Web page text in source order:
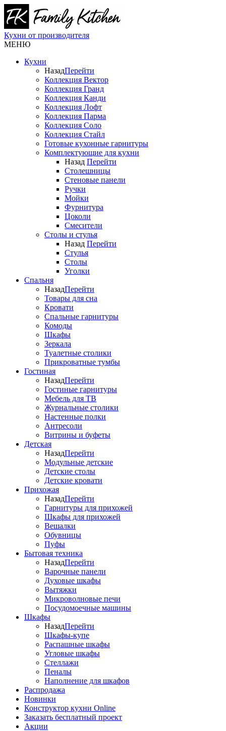
Кухни от производителя
МЕНЮ
Кухни
НазадПерейти
Коллекция Вектор
Коллекция Гранд
Коллекция Канди
Коллекция Лофт
Коллекция Парма
Коллекция Соло
Коллекция Стайл
Готовые кухонные гарнитуры
Комплектующие для кухни
Назад Перейти
Столешницы
Стеновые панели
Ручки
Мойки
Фурнитура
Цоколи
Смесители
Столы и стулья
Назад Перейти
Стулья
Столы
Уголки
Спальня
НазадПерейти
Товары для сна
Кровати
Спальные гарнитуры
Комоды
Шкафы
Зеркала
Туалетные столики
Прикроватные тумбы
Гостиная
НазадПерейти
Гостиные гарнитуры
Мебель для ТВ
Журнальные столики
Настенные полки
Антресоли
Витрины и буфеты
Детская
НазадПерейти
Модульные детские
Детские столы
Детские кровати
Прихожая
НазадПерейти
Гарнитуры для прихожей
Шкафы для прихожей
Вешалки
Обувницы
Пуфы
Бытовая техника
НазадПерейти
Варочные панели
Духовые шкафы
Вытяжки
Микроволновые печи
Посудомоечные машины
Шкафы
НазадПерейти
Шкафы-купе
Распашные шкафы
Угловые шкафы
Стеллажи
Пеналы
Наполнение для шкафов
Распродажа
Новинки
Конструктор кухни Online
Заказать бесплатный проект
Акции